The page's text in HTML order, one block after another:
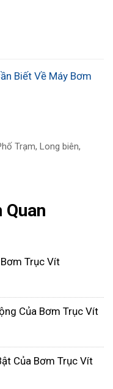
và loại ứng
Biết Về
biết về máy bơm
Biết Về Máy Bơm
Trạm, Long biên,
Quan
Trục Vít
Của Bơm Trục Vít
Của Bơm Trục Vít